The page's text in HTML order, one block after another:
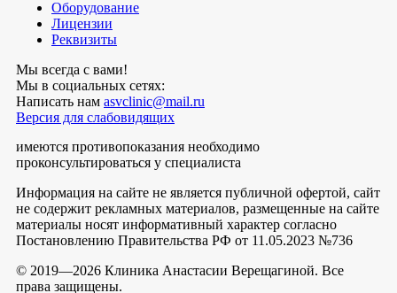
Оборудование
Лицензии
Реквизиты
Мы всегда с вами!
Мы в социальных сетях:
Написать нам asvclinic@mail.ru
Версия для слабовидящих
имеются противопоказания необходимо
проконсультироваться у специалиста
Информация на сайте не является публичной офертой, сайт
не содержит рекламных материалов, размещенные на сайте
материалы носят информативный характер согласно
Постановлению Правительства РФ от 11.05.2023 №736
© 2019—2026 Клиника Анастасии Верещагиной. Все
права защищены.